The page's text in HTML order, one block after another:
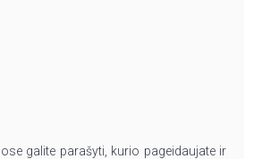
galite parašyti, kurio pageidaujate ir